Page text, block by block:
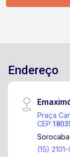
Endereço
Praça
CEP:
(15)